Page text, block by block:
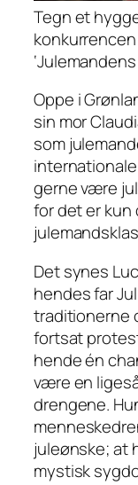
Tegn et
Oppe i
sin mor
som
gerne være
for det er kun
Det synes
hendes far
traditionerne
fortsat
hende én
være en
drengene.
juleønske; at
mystisk